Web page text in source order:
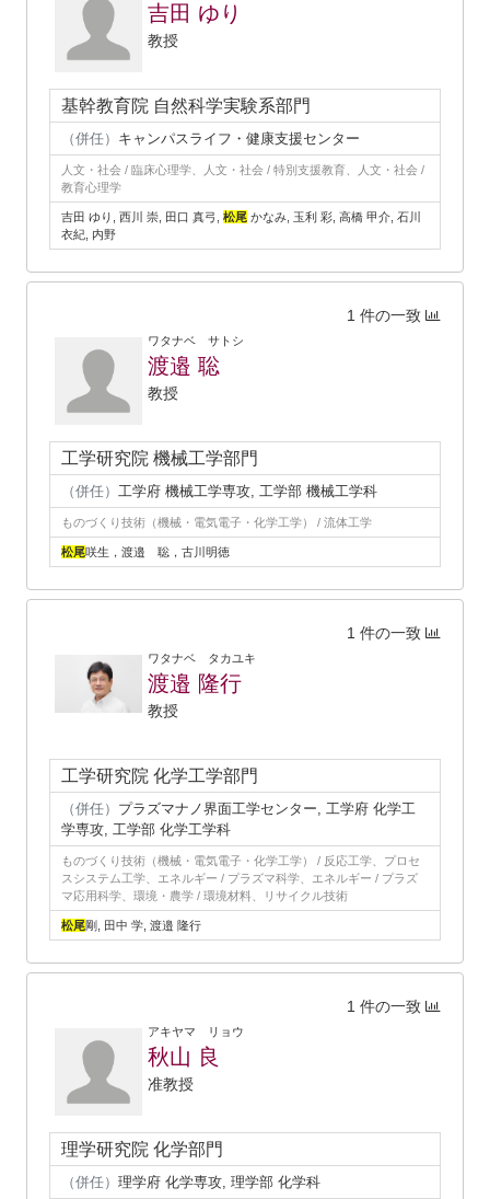
吉田 ゆり
教授
基幹教育院 自然科学実験系部門
（併任） キャンパスライフ・健康支援センター
人文・社会 / 臨床心理学、人文・社会 / 特別支援教育、人文・社会 /
教育心理学
吉田 ゆり, 西川 崇, 田口 真弓, 松尾 かなみ, 玉利 彩, 高橋 甲介, 石川
衣紀, 内野
1 件の一致
ワタナベ サトシ
渡邉 聡
教授
工学研究院 機械工学部門
（併任） 工学府 機械工学専攻, 工学部 機械工学科
ものづくり技術（機械・電気電子・化学工学） / 流体工学
松尾咲生，渡邉 聡，古川明徳
1 件の一致
ワタナベ タカユキ
渡邉 隆行
教授
工学研究院 化学工学部門
（併任） プラズマナノ界面工学センター, 工学府 化学工
学専攻, 工学部 化学工学科
ものづくり技術（機械・電気電子・化学工学） / 反応工学、プロセ
スシステム工学、エネルギー / プラズマ科学、エネルギー / プラズ
マ応用科学、環境・農学 / 環境材料、リサイクル技術
松尾剛, 田中 学, 渡邉 隆行
1 件の一致
アキヤマ リョウ
秋山 良
准教授
理学研究院 化学部門
（併任） 理学府 化学専攻, 理学部 化学科